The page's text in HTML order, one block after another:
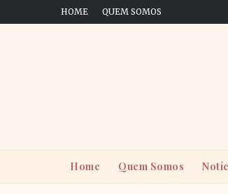
HOME QUEM SOMOS
Home Quem Somos